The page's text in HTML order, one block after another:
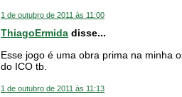
1 de outubro de 2011 às 11:00
ThiagoErmida disse...
Esse jogo é uma obra prima na minha
do ICO tb.
1 de outubro de 2011 às 11:13